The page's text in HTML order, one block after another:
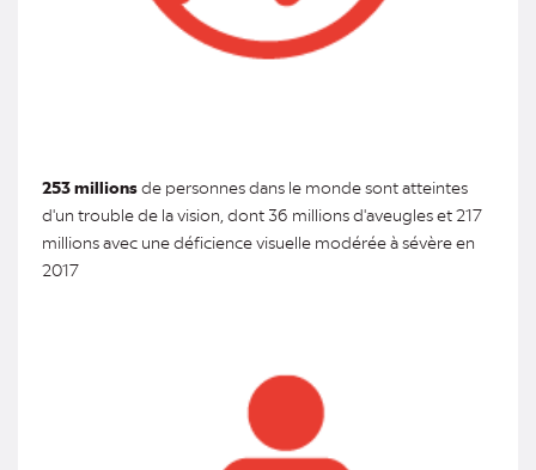
253 millionsde personnes dans le monde sont atteintes
d'un trouble de la vision, dont 36 millions d'aveugles et 217
millions avec une déficience visuelle modérée à sévère en
2017